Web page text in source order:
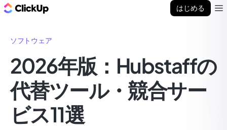
はじめる
ソフトウェア
2026年版：Hubstaffの
代替ツール・競合サー
ビス11選